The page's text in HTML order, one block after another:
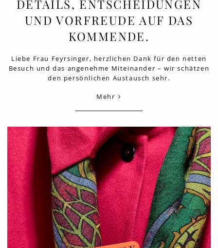
DETAILS, ENTSCHEIDUNGEN
UND VORFREUDE AUF DAS
KOMMENDE.
Liebe Frau Feyrsinger, herzlichen Dank für den netten
Besuch und das angenehme Miteinander – wir schätzen
den persönlichen Austausch sehr.
Mehr